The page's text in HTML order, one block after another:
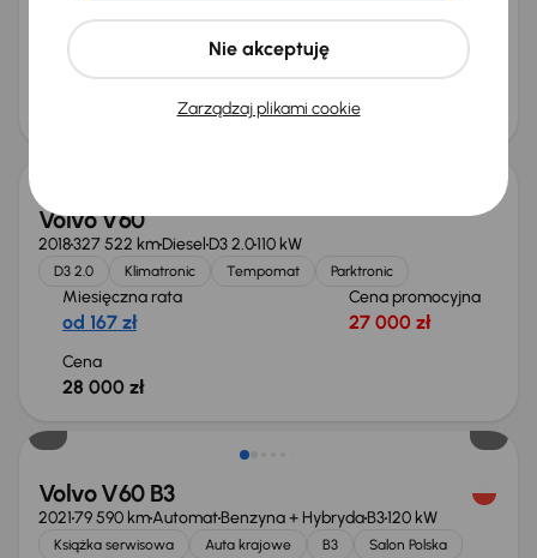
od 179 zł
Najniższa cena z 30 dni przed
Cena po obniżce
30 000 zł
Volvo V60
2018327 522 kmDiesel D3 2.0110 kW
D3 2.0 Klimatronic Tempomat Parktronic
Miesięczna rata
od 167 zł
Cena promocyjna
27 000 zł
Cena
28 000 zł
Taniej o 1 000 zł
Volvo V60 B3
202179 590 kmAutomatBenzyna + HybrydaB3120 kW
Książka serwisowa Auta krajowe B3
Salon Polska
Zarządzaj plikami cookie
Nie akceptuję